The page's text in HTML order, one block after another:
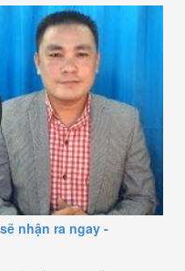
nhận ra ngay -